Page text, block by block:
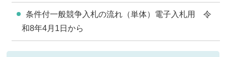
条件付一般競争入札の流れ（単体）電子入札用 令
和8年4月1日から